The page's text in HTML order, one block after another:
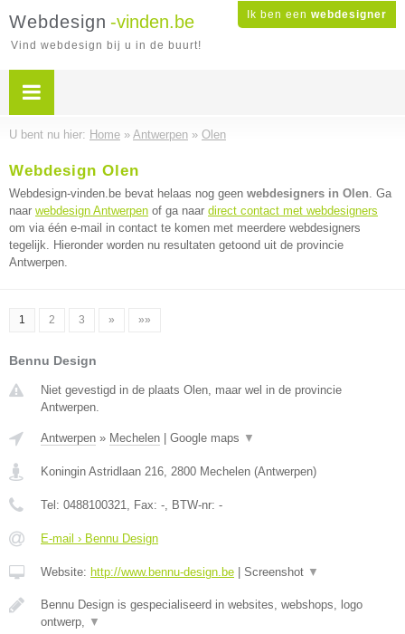
Ik ben een webdesigner
Webdesign -vinden.be
Vind webdesign bij u in de buurt!
U bent nu hier: Home » Antwerpen » Olen
Webdesign Olen
Webdesign-vinden.be bevat helaas nog geen webdesigners in Olen. Ga
naar webdesign Antwerpen of ga naar direct contact met webdesigners
om via één e-mail in contact te komen met meerdere webdesigners
tegelijk. Hieronder worden nu resultaten getoond uit de provincie
Antwerpen.
1 2 3 » »»
Bennu Design
Niet gevestigd in de plaats Olen, maar wel in de provincie
Antwerpen.
Antwerpen » Mechelen Google maps ▼
Koningin Astridlaan 216, 2800 Mechelen (Antwerpen)
Tel: 0488100321, Fax: -, BTW-nr: -
E-mail › Bennu Design
Website: http://www.bennu-design.be Screenshot ▼
Bennu Design is gespecialiseerd in websites, webshops, logo
ontwerp, ▼